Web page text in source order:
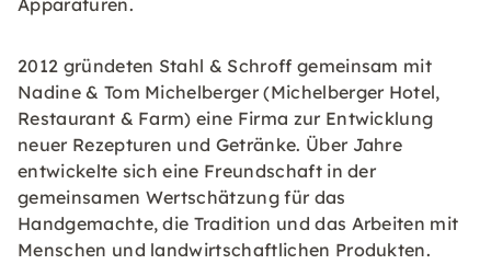
Apparaturen.
2012 gründeten Stahl & Schroff gemeinsam mit
Nadine & Tom Michelberger (Michelberger Hotel,
Restaurant & Farm) eine Firma zur Entwicklung
neuer Rezepturen und Getränke. Über Jahre
entwickelte sich eine Freundschaft in der
gemeinsamen Wertschätzung für das
Handgemachte, die Tradition und das Arbeiten mit
Menschen und landwirtschaftlichen Produkten.